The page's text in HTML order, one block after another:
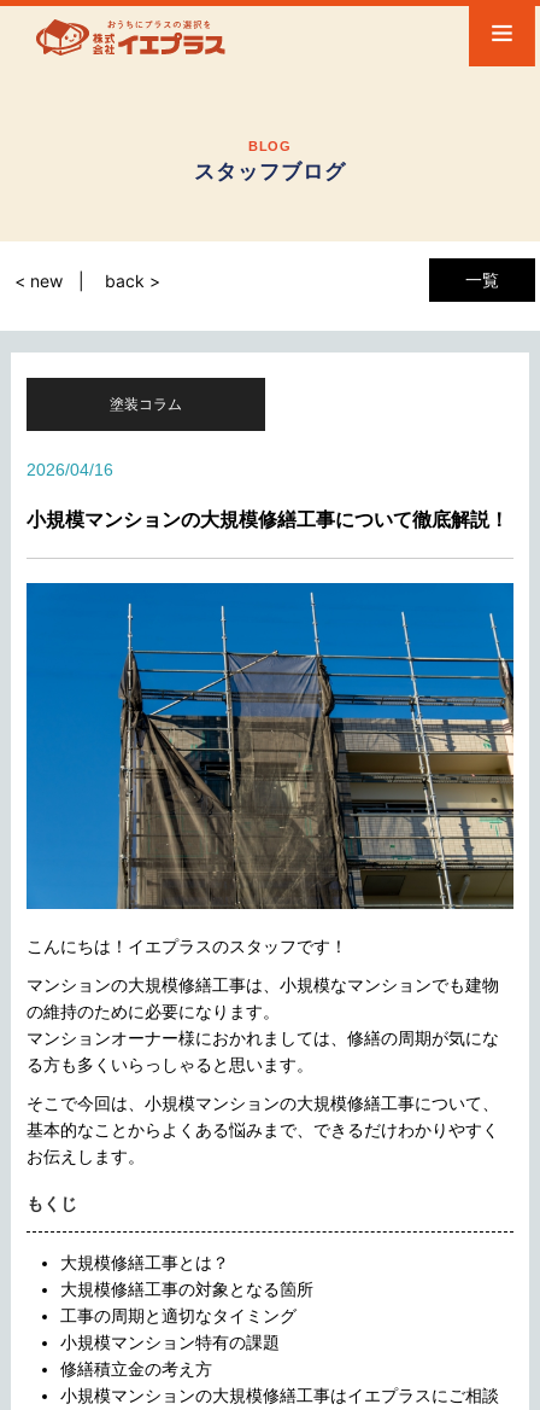
BLOG
スタッフブログ
一覧
< new back >
塗装コラム
2026/04/16
小規模マンションの大規模修繕工事について徹底解説！
こんにちは！イエプラスのスタッフです！
マンションの大規模修繕工事は、小規模なマンションでも建物
の維持のために必要になります。
マンションオーナー様におかれましては、修繕の周期が気にな
る方も多くいらっしゃると思います。
そこで今回は、小規模マンションの大規模修繕工事について、
基本的なことからよくある悩みまで、できるだけわかりやすく
お伝えします。
もくじ
大規模修繕工事とは？
大規模修繕工事の対象となる箇所
工事の周期と適切なタイミング
小規模マンション特有の課題
修繕積立金の考え方
小規模マンションの大規模修繕工事はイエプラスにご相談